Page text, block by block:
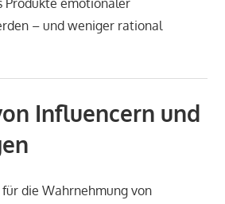
Produkte emotionaler
– und weniger rational
Influencern und
die Wahrnehmung von